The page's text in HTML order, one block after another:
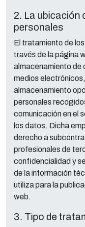
2. La ubicación
personales
El tratamiento de
través de la página
almacenamiento de
medios
almacenamiento
personales
comunicación en el
los datos. Dicha
derecho a
profesionales de
confidencialidad y
de la información
utiliza para la
web.
3. Tipo de